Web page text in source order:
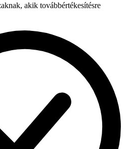
akik továbbértékesítésre